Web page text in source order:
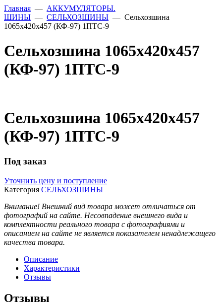
Главная — АККУМУЛЯТОРЫ.
ШИНЫ — СЕЛЬХОЗШИНЫ — Сельхозшина
1065х420х457 (КФ-97) 1ПТС-9
Сельхозшина 1065х420х457
(КФ-97) 1ПТС-9
Сельхозшина 1065х420х457
(КФ-97) 1ПТС-9
Под заказ
Уточнить цену и поступление
Категория СЕЛЬХОЗШИНЫ
Внимание! Внешний вид товара может отличаться от
фотографий на сайте. Несовпадение внешнего вида и
комплектности реального товара с фотографиями и
описанием на сайте не является показателем ненадлежащего
качества товара.
Описание
Характеристики
Отзывы
Отзывы